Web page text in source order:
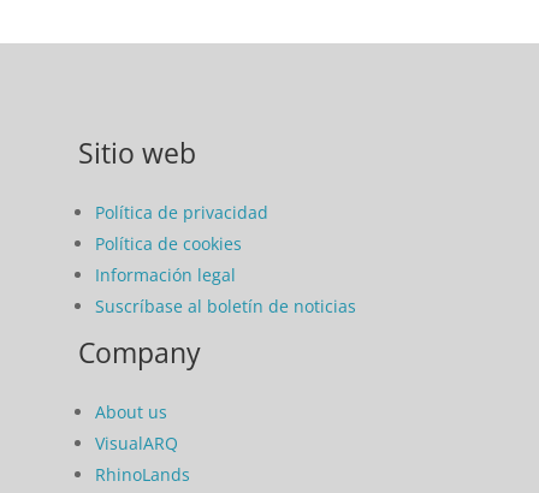
Sitio web
Política de privacidad
Política de cookies
Información legal
Suscríbase al boletín de noticias
Company
About us
VisualARQ
RhinoLands